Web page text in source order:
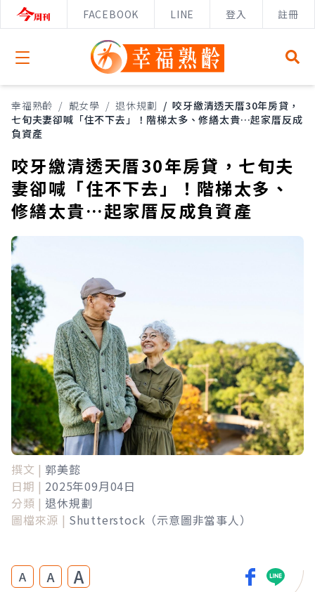
FACEBOOK LINE 登入 註冊
Open menu
幸福熟齡 / 靚女學 / 退休規劃 / 咬牙繳清透天厝30年房貸，
七旬夫妻卻喊「住不下去」！階梯太多、修繕太貴…起家厝反成
負資產
咬牙繳清透天厝30年房貸，七旬夫
妻卻喊「住不下去」！階梯太多、
修繕太貴…起家厝反成負資產
撰文 | 郭美懿
日期 | 2025年09月04日
分類 | 退休規劃
圖檔來源 | Shutterstock（示意圖非當事人）
A A A